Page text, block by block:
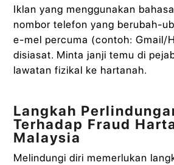
Iklan yang menggunakan
nombor telefon yang berubah-
e-mel percuma (contoh: Gmail/
disiasat. Minta janji temu di
lawatan fizikal ke hartanah.
Langkah
Terhadap Fraud
Malaysia
Melindungi diri memerlukan